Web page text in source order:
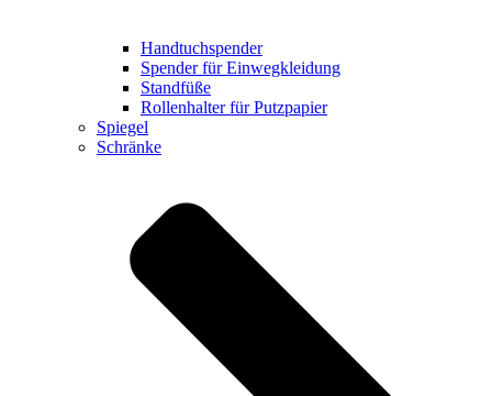
Handtuchspender
Spender für Einwegkleidung
Standfüße
Rollenhalter für Putzpapier
Spiegel
Schränke